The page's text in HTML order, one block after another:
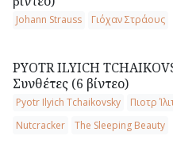
Johann Strauss Γιόχαν Στράους
PYOTR ILYICH
Συνθέτες (6 βίντεο)
Pyotr Ilyich Tchaikovsky Πιοτρ
Nutcracker
The Sleeping Beauty